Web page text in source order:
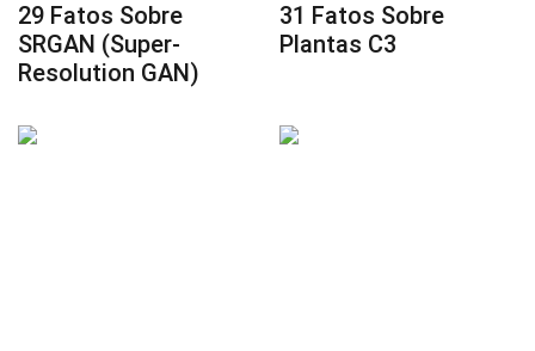
29 Fatos Sobre
SRGAN (Super-
Resolution GAN)
31 Fatos Sobre
Plantas C3